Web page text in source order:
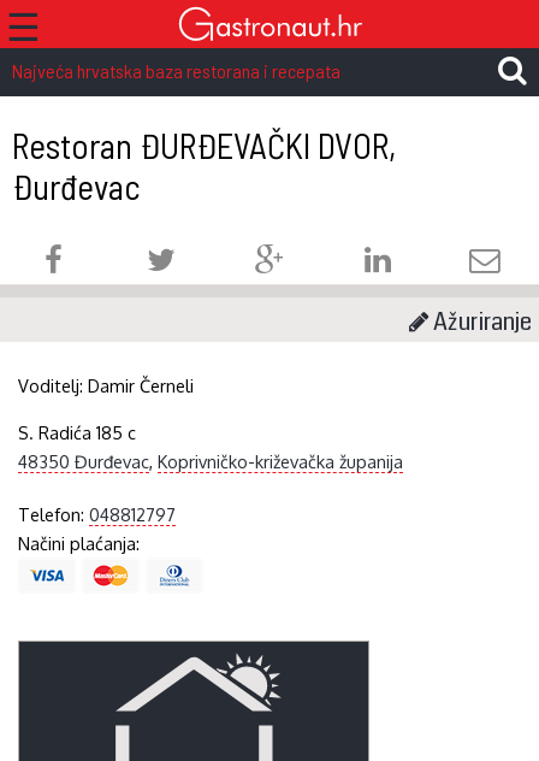
☰
Najveća hrvatska baza restorana i recepata
Restoran ĐURĐEVAČKI DVOR,
Đurđevac
Ažuriranje
Voditelj:Damir Černeli
S. Radića 185 c
48350 Đurđevac,Koprivničko-križevačka županija
Telefon:048812797
Načini plaćanja: